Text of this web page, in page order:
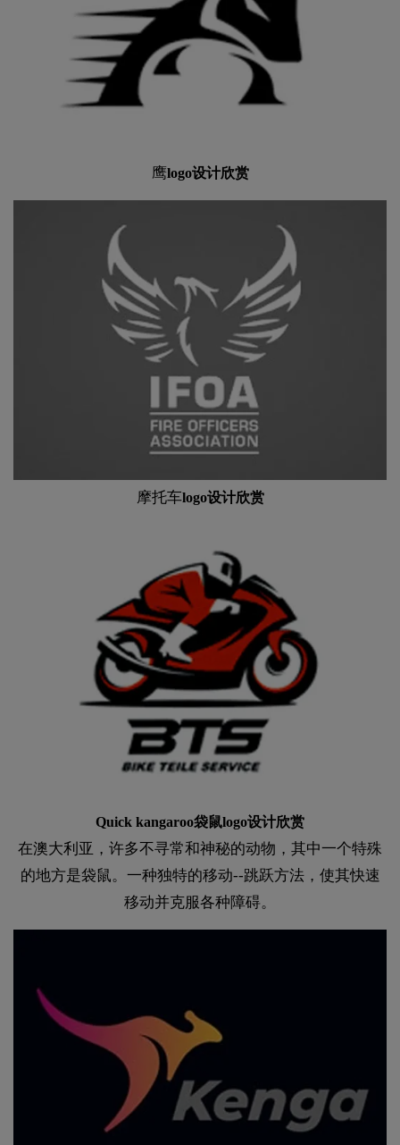
鹰logo设计欣赏
摩托车logo设计欣赏
Quick kangaroo袋鼠logo设计欣赏
在澳大利亚，许多不寻常和神秘的动物，其中一个特殊
的地方是袋鼠。一种独特的移动--跳跃方法，使其快速
移动并克服各种障碍。